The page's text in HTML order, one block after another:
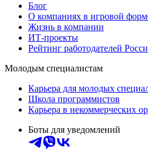
Блог
О компаниях в игровой
Жизнь в компании
ИТ-проекты
Рейтинг работодателей
Молодым специалистам
Карьера для молодых
Школа программистов
Карьера в некоммерческих
Боты для уведомлений